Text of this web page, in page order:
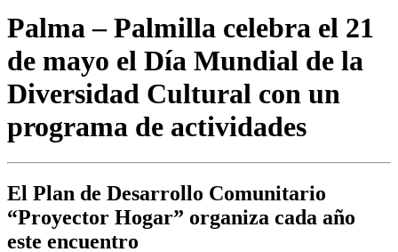
Palma – Palmilla celebra el 21
de mayo el Día Mundial de la
Diversidad Cultural con un
programa de actividades
El Plan de Desarrollo Comunitario
“Proyector Hogar” organiza cada año
este encuentro